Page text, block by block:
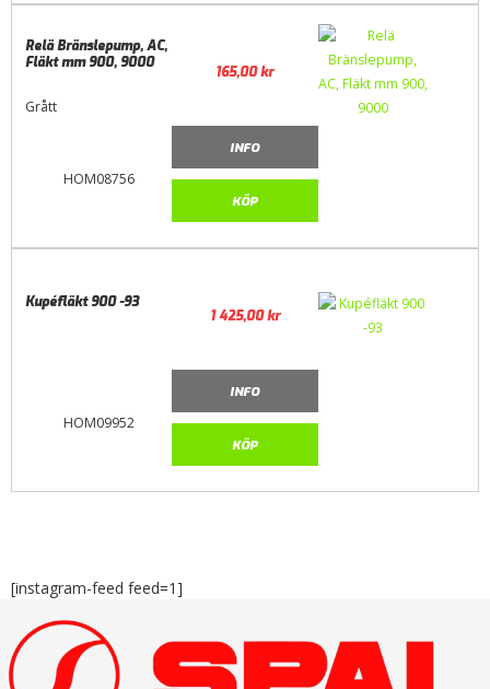
HOM08756
Relä Bränslepump, AC,
Fläkt mm 900, 9000
Grått
165,00kr
INFO
KÖP
HOM09952
Kupéfläkt 900 -93
1 425,00kr
INFO
KÖP
[instagram-feed feed=1]